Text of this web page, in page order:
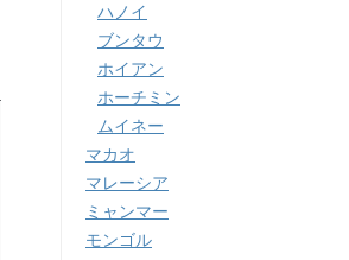
ハノイ
ブンタウ
ホイアン
ホーチミン
ムイネー
マカオ
マレーシア
ミャンマー
モンゴル